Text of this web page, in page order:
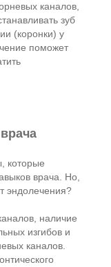
каналов,
зуб
(коронки) у
поможет
которые
врача. Но,
эндолечения?
наличие
изгибов и
каналов.